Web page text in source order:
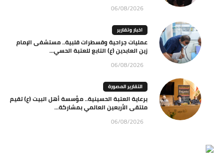
06/08/2026
اخبار وتقارير
عمليات جراحية وقسطرات قلبية.. مستشفى الإمام
زين العابدين (ع) التابع للعتبة الحسي...
06/08/2026
التقارير المصورة
برعاية العتبة الحسينية.. مؤسسة أهل البيت (ع) تقيم
ملتقى الأربعين العالمي بمشاركة...
06/08/2026